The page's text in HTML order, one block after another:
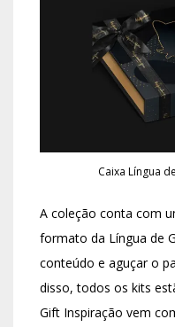
Caixa Língua
A coleção conta com
formato da Língua de
conteúdo e aguçar o
disso, todos os kits
Gift Inspiração vem